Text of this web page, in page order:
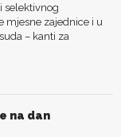
selektivnog
mjesne zajednice i u
– kanti za
na dan